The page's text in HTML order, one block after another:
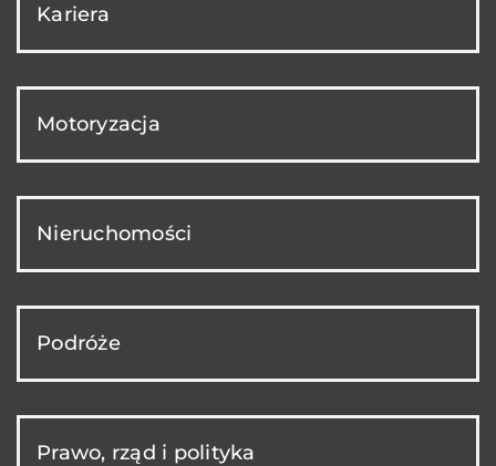
Kariera
Motoryzacja
Nieruchomości
Podróże
Prawo, rząd i polityka